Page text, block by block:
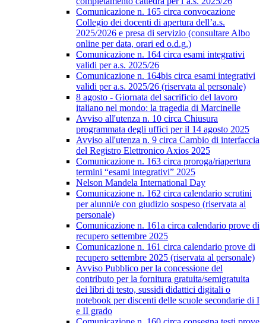
Comunicazione n. 165 circa convocazione
Collegio dei docenti di apertura dell’a.s.
2025/2026 e presa di servizio (consultare Albo
online per data, orari ed o.d.g.)
Comunicazione n. 164 circa esami integrativi
validi per a.s. 2025/26
Comunicazione n. 164bis circa esami integrativi
validi per a.s. 2025/26 (riservata al personale)
8 agosto - Giornata del sacrificio del lavoro
italiano nel mondo: la tragedia di Marcinelle
Avviso all'utenza n. 10 circa Chiusura
programmata degli uffici per il 14 agosto 2025
Avviso all'utenza n. 9 circa Cambio di interfaccia
del Registro Elettronico Axios 2025
Comunicazione n. 163 circa proroga/riapertura
termini “esami integrativi” 2025
Nelson Mandela International Day
Comunicazione n. 162 circa calendario scrutini
per alunni/e con giudizio sospeso (riservata al
personale)
Comunicazione n. 161a circa calendario prove di
recupero settembre 2025
Comunicazione n. 161 circa calendario prove di
recupero settembre 2025 (riservata al personale)
Avviso Pubblico per la concessione del
contributo per la fornitura gratuita/semigratuita
dei libri di testo, sussidi didattici digitali o
notebook per discenti delle scuole secondarie di I
e II grado